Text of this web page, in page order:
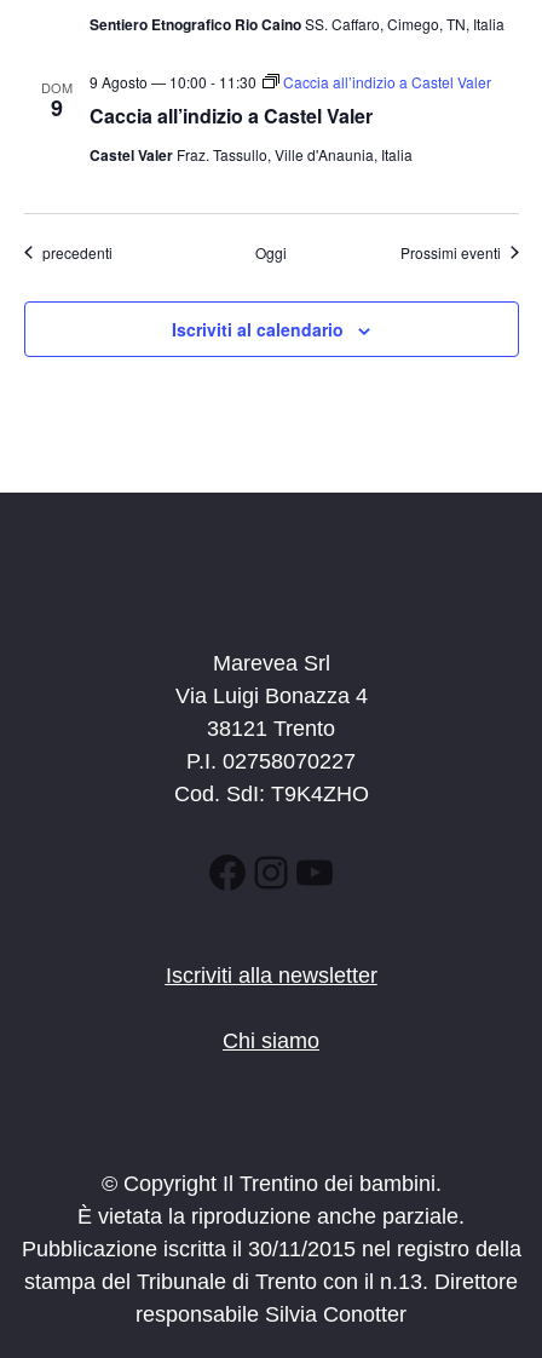
Sentiero Etnografico Rio CainoSS. Caffaro, Cimego, TN, Italia
DOM
9 Caccia all’indizio a Castel Valer
9 Agosto — 10:00 - 11:30 Caccia all’indizio a Castel Valer
Castel Valer Fraz. Tassullo, Ville d'Anaunia, Italia
Eventi
precedenti Oggi Prossimi eventi
Iscriviti al calendario
Marevea Srl
Via Luigi Bonazza 4
38121 Trento
P.I. 02758070227
Cod. SdI: T9K4ZHO
Facebook
Instagram
YouTube
Iscriviti alla newsletter
Chi siamo
© Copyright Il Trentino dei bambini.
È vietata la riproduzione anche parziale.
Pubblicazione iscritta il 30/11/2015 nel registro della
stampa del Tribunale di Trento con il n.13. Direttore
responsabile Silvia Conotter